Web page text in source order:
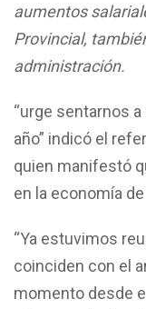
aumentos
Provincial,
administración.
“urge sentarnos
año” indicó el
quien manifestó
en la economía
“Ya estuvimos
coinciden con el
momento desde